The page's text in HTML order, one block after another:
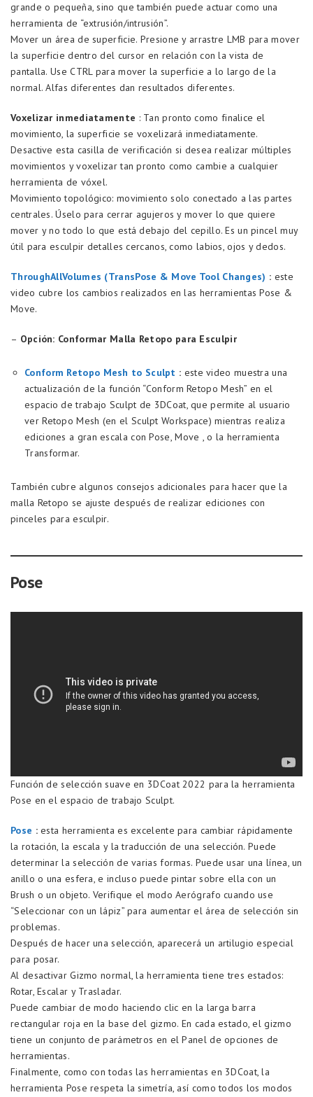
grande o pequeña, sino que también puede actuar como una
herramienta de “extrusión/intrusión”.
Mover un área de superficie. Presione y arrastre LMB para mover
la superficie dentro del cursor en relación con la vista de
pantalla. Use CTRL para mover la superficie a lo largo de la
normal. Alfas diferentes dan resultados diferentes.
Voxelizar inmediatamente : Tan pronto como finalice el
movimiento, la superficie se voxelizará inmediatamente.
Desactive esta casilla de verificación si desea realizar múltiples
movimientos y voxelizar tan pronto como cambie a cualquier
herramienta de vóxel.
Movimiento topológico: movimiento solo conectado a las partes
centrales. Úselo para cerrar agujeros y mover lo que quiere
mover y no todo lo que está debajo del cepillo. Es un pincel muy
útil para esculpir detalles cercanos, como labios, ojos y dedos.
ThroughAllVolumes (TransPose & Move Tool Changes) : este
video cubre los cambios realizados en las herramientas Pose &
Move.
– Opción: Conformar Malla Retopo para Esculpir
Conform Retopo Mesh to Sculpt : este video muestra una
actualización de la función “Conform Retopo Mesh” en el
espacio de trabajo Sculpt de 3DCoat, que permite al usuario
ver Retopo Mesh (en el Sculpt Workspace) mientras realiza
ediciones a gran escala con Pose, Move , o la herramienta
Transformar.
También cubre algunos consejos adicionales para hacer que la
malla Retopo se ajuste después de realizar ediciones con
pinceles para esculpir.
Pose
Función de selección suave en 3DCoat 2022 para la herramienta
Pose en el espacio de trabajo Sculpt.
Pose :esta herramienta es excelente para cambiar rápidamente
la rotación, la escala y la traducción de una selección. Puede
determinar la selección de varias formas. Puede usar una línea, un
anillo o una esfera, e incluso puede pintar sobre ella con un
Brush o un objeto. Verifique el modo Aerógrafo cuando use
“Seleccionar con un lápiz” para aumentar el área de selección sin
problemas.
Después de hacer una selección, aparecerá un artilugio especial
para posar.
Al desactivar Gizmo normal, la herramienta tiene tres estados:
Rotar, Escalar y Trasladar.
Puede cambiar de modo haciendo clic en la larga barra
rectangular roja en la base del gizmo. En cada estado, el gizmo
tiene un conjunto de parámetros en el Panel de opciones de
herramientas.
Finalmente, como con todas las herramientas en 3DCoat, la
herramienta Pose respeta la simetría, así como todos los modos